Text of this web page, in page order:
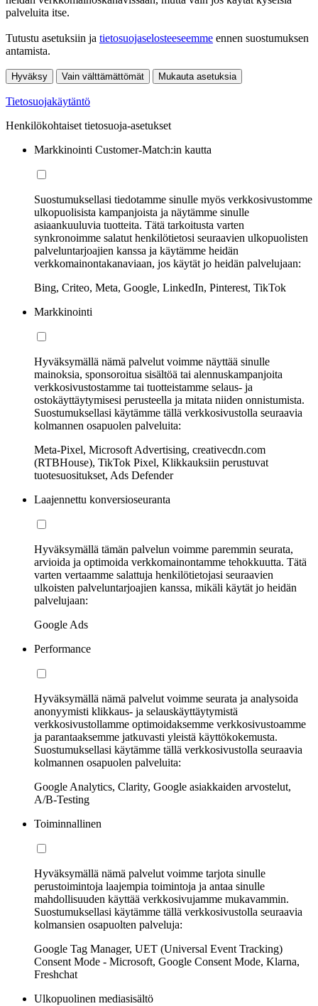
palveluita itse.
Tutustu asetuksiin ja tietosuojaselosteeseemme ennen suostumuksen
antamista.
Hyväksy Vain välttämättömät Mukauta asetuksia
Tietosuojakäytäntö
Henkilökohtaiset tietosuoja-asetukset
Markkinointi Customer-Match:in kautta
Suostumuksellasi tiedotamme sinulle myös verkkosivustomme
ulkopuolisista kampanjoista ja näytämme sinulle
asiaankuuluvia tuotteita. Tätä tarkoitusta varten
synkronoimme salatut henkilötietosi seuraavien ulkopuolisten
palveluntarjoajien kanssa ja käytämme heidän
verkkomainontakanaviaan, jos käytät jo heidän palvelujaan:
Bing, Criteo, Meta, Google, LinkedIn, Pinterest, TikTok
Markkinointi
Hyväksymällä nämä palvelut voimme näyttää sinulle
mainoksia, sponsoroitua sisältöä tai alennuskampanjoita
verkkosivustostamme tai tuotteistamme selaus- ja
ostokäyttäytymisesi perusteella ja mitata niiden onnistumista.
Suostumuksellasi käytämme tällä verkkosivustolla seuraavia
kolmannen osapuolen palveluita:
Meta-Pixel, Microsoft Advertising, creativecdn.com
(RTBHouse), TikTok Pixel, Klikkauksiin perustuvat
tuotesuositukset, Ads Defender
Laajennettu konversioseuranta
Hyväksymällä tämän palvelun voimme paremmin seurata,
arvioida ja optimoida verkkomainontamme tehokkuutta. Tätä
varten vertaamme salattuja henkilötietojasi seuraavien
ulkoisten palveluntarjoajien kanssa, mikäli käytät jo heidän
palvelujaan:
Google Ads
Performance
Hyväksymällä nämä palvelut voimme seurata ja analysoida
anonyymisti klikkaus- ja selauskäyttäytymistä
verkkosivustollamme optimoidaksemme verkkosivustoamme
ja parantaaksemme jatkuvasti yleistä käyttökokemusta.
Suostumuksellasi käytämme tällä verkkosivustolla seuraavia
kolmannen osapuolen palveluita:
Google Analytics, Clarity, Google asiakkaiden arvostelut,
A/B-Testing
Toiminnallinen
Hyväksymällä nämä palvelut voimme tarjota sinulle
perustoimintoja laajempia toimintoja ja antaa sinulle
mahdollisuuden käyttää verkkosivujamme mukavammin.
Suostumuksellasi käytämme tällä verkkosivustolla seuraavia
kolmansien osapuolten palveluja:
Google Tag Manager, UET (Universal Event Tracking)
Consent Mode - Microsoft, Google Consent Mode, Klarna,
Freshchat
Ulkopuolinen mediasisältö